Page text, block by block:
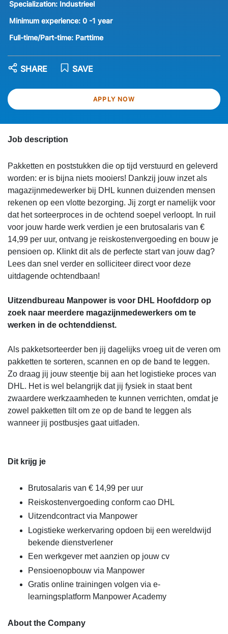
Specialization: Industrieel
Minimum experience: 0 -1 year
Full-time/Part-time: Parttime
APPLY NOW
SAVE
SHARE
Job description
Pakketten en poststukken die op tijd verstuurd en geleverd
worden: er is bijna niets mooiers! Dankzij jouw inzet als
magazijnmedewerker bij DHL kunnen duizenden mensen
rekenen op een vlotte bezorging. Jij zorgt er namelijk voor
dat het sorteerproces in de ochtend soepel verloopt. In ruil
voor jouw harde werk verdien je een brutosalaris van €
14,99 per uur, ontvang je reiskostenvergoeding en bouw je
pensioen op. Klinkt dit als de perfecte start van jouw dag?
Lees dan snel verder en solliciteer direct voor deze
uitdagende ochtendbaan!
Uitzendbureau Manpower is voor DHL Hoofddorp op
zoek naar meerdere magazijnmedewerkers om te
werken in de ochtenddienst.
Als pakketsorteerder ben jij dagelijks vroeg uit de veren om
pakketten te sorteren, scannen en op de band te leggen.
Zo draag jij jouw steentje bij aan het logistieke proces van
DHL. Het is wel belangrijk dat jij fysiek in staat bent
zwaardere werkzaamheden te kunnen verrichten, omdat je
zowel pakketten tilt om ze op de band te leggen als
wanneer jij postbusjes gaat uitladen.
Dit krijg je
Brutosalaris van € 14,99 per uur
Reiskostenvergoeding conform cao DHL
Uitzendcontract via Manpower
Logistieke werkervaring opdoen bij een wereldwijd
bekende dienstverlener
Een werkgever met aanzien op jouw cv
Pensioenopbouw via Manpower
Gratis online trainingen volgen via e-
learningsplatform Manpower Academy
About the Company